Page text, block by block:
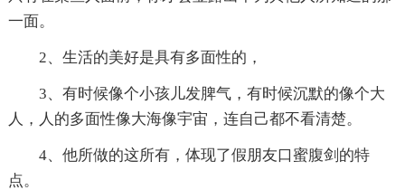
一面。
2、生活的美好是具有多面性的，
3、有时候像个小孩儿发脾气，有时候沉默的像个大
人，人的多面性像大海像宇宙，连自己都不看清楚。
4、他所做的这所有，体现了假朋友口蜜腹剑的特
点。